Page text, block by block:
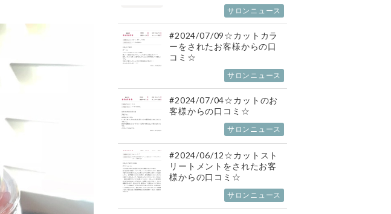
サロンニュース
#2024/07/09☆カットカラ
ーをされたお客様からの口
コミ☆
サロンニュース
#2024/07/04☆カットのお
客様からの口コミ☆
サロンニュース
#2024/06/12☆カットスト
リートメントをされたお客
様からの口コミ☆
サロンニュース